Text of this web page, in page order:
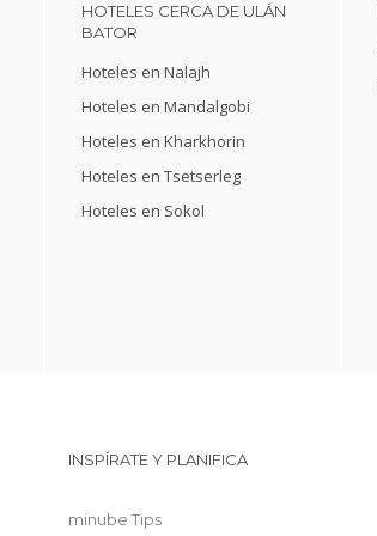
HOTELES CERCA DE ULÁN
BATOR
Hoteles en Nalajh
Hoteles en Mandalgobi
Hoteles en Kharkhorin
Hoteles en Tsetserleg
Hoteles en Sokol
INSPÍRATE Y PLANIFICA
minube Tips